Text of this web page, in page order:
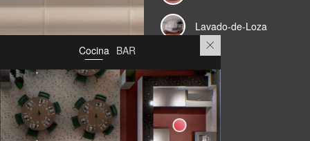
Lavado-de-Loza
Bar-1
Bar-2
Bar-3
Cocina BAR